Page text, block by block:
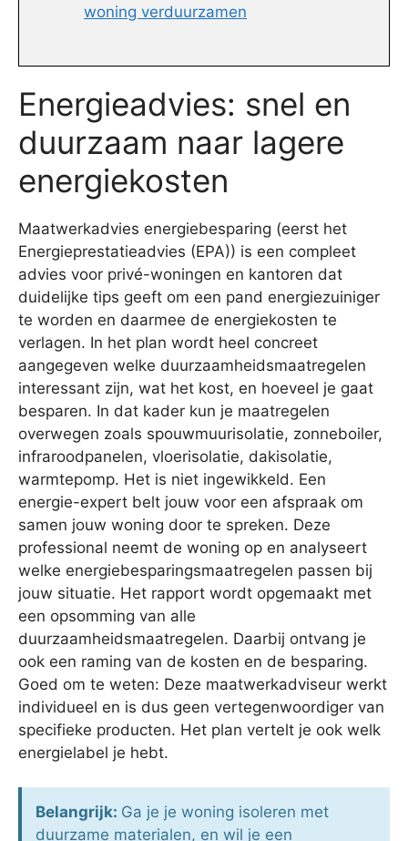
woning verduurzamen
Energieadvies: snel en
duurzaam naar lagere
energiekosten
Maatwerkadvies energiebesparing (eerst het
Energieprestatieadvies (EPA)) is een compleet
advies voor privé-woningen en kantoren dat
duidelijke tips geeft om een pand energiezuiniger
te worden en daarmee de energiekosten te
verlagen. In het plan wordt heel concreet
aangegeven welke duurzaamheidsmaatregelen
interessant zijn, wat het kost, en hoeveel je gaat
besparen. In dat kader kun je maatregelen
overwegen zoals spouwmuurisolatie, zonneboiler,
infraroodpanelen, vloerisolatie, dakisolatie,
warmtepomp. Het is niet ingewikkeld. Een
energie-expert belt jouw voor een afspraak om
samen jouw woning door te spreken. Deze
professional neemt de woning op en analyseert
welke energiebesparingsmaatregelen passen bij
jouw situatie. Het rapport wordt opgemaakt met
een opsomming van alle
duurzaamheidsmaatregelen. Daarbij ontvang je
ook een raming van de kosten en de besparing.
Goed om te weten: Deze maatwerkadviseur werkt
individueel en is dus geen vertegenwoordiger van
specifieke producten. Het plan vertelt je ook welk
energielabel je hebt.
Belangrijk: Ga je je woning isoleren met
duurzame materialen, en wil je een